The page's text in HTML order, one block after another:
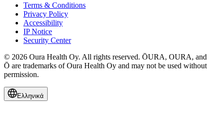
Terms & Conditions
Privacy Policy
Accessibility
IP Notice
Security Center
© 2026 Oura Health Oy. All rights reserved. ŌURA, OURA, and
Ō are trademarks of Oura Health Oy and may not be used without
permission.
Ελληνικά